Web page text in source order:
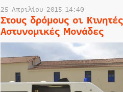
25 Απριλίου 2015 14:40
Στους δρόμους οι Κινητές
Αστυνομικές Μονάδες